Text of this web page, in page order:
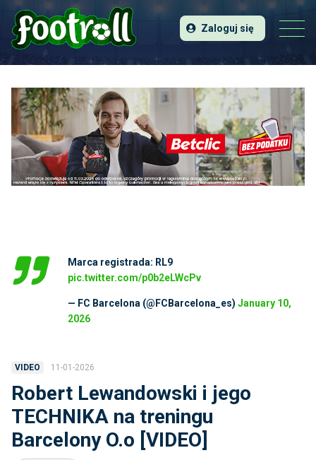
Zaloguj się
Marca registrada: RL9
pic.twitter.com/p0b2eLWcPv
— FC Barcelona (@FCBarcelona_es) January 10,
2026
VIDEO 11-01-2026
Robert Lewandowski i jego
TECHNIKA na treningu
Barcelony O.o [VIDEO]